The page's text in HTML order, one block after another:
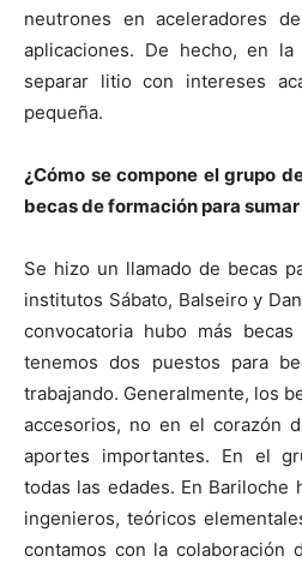
neutrones en aceleradores
aplicaciones. De hecho, en
separar litio con intereses
pequeña.
¿Cómo se compone el grupo
becas de formación para
Se hizo un llamado de becas
institutos Sábato, Balseiro y
convocatoria hubo más
tenemos dos puestos para
trabajando. Generalmente, los
accesorios, no en el corazón
aportes importantes. En el
todas las edades. En Bariloche
ingenieros, teóricos
contamos con la colaboración